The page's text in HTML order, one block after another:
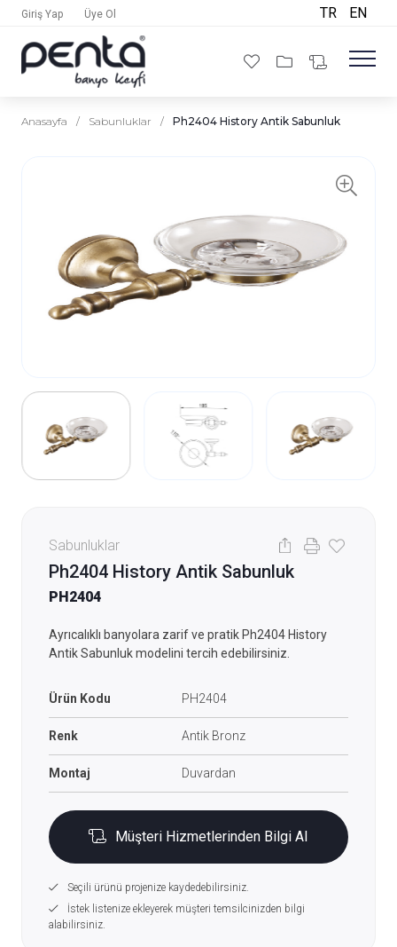
Giriş Yap Üye Ol TR EN
Anasayfa / Sabunluklar / Ph2404 History Antik Sabunluk
Sabunluklar
Ph2404 History Antik Sabunluk
PH2404
Ayrıcalıklı banyolara zarif ve pratik Ph2404 History
Antik Sabunluk modelini tercih edebilirsiniz.
Ürün Kodu PH2404
Renk Antik Bronz
Montaj Duvardan
Müşteri Hizmetlerinden Bilgi Al
Seçili ürünü projenize kaydedebilirsiniz.
İstek listenize ekleyerek müşteri temsilcinizden bilgi
alabilirsiniz.